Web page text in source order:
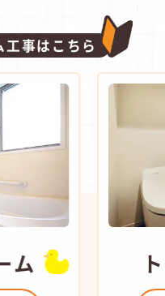
事はこちら
ム